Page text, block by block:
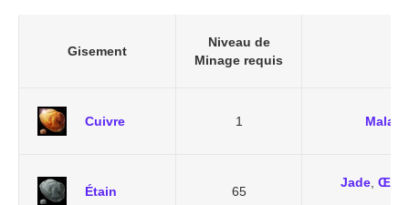
Gisement
Niveau de
Minage requis
Cuivre 1
Étain 65
Jade, Œil